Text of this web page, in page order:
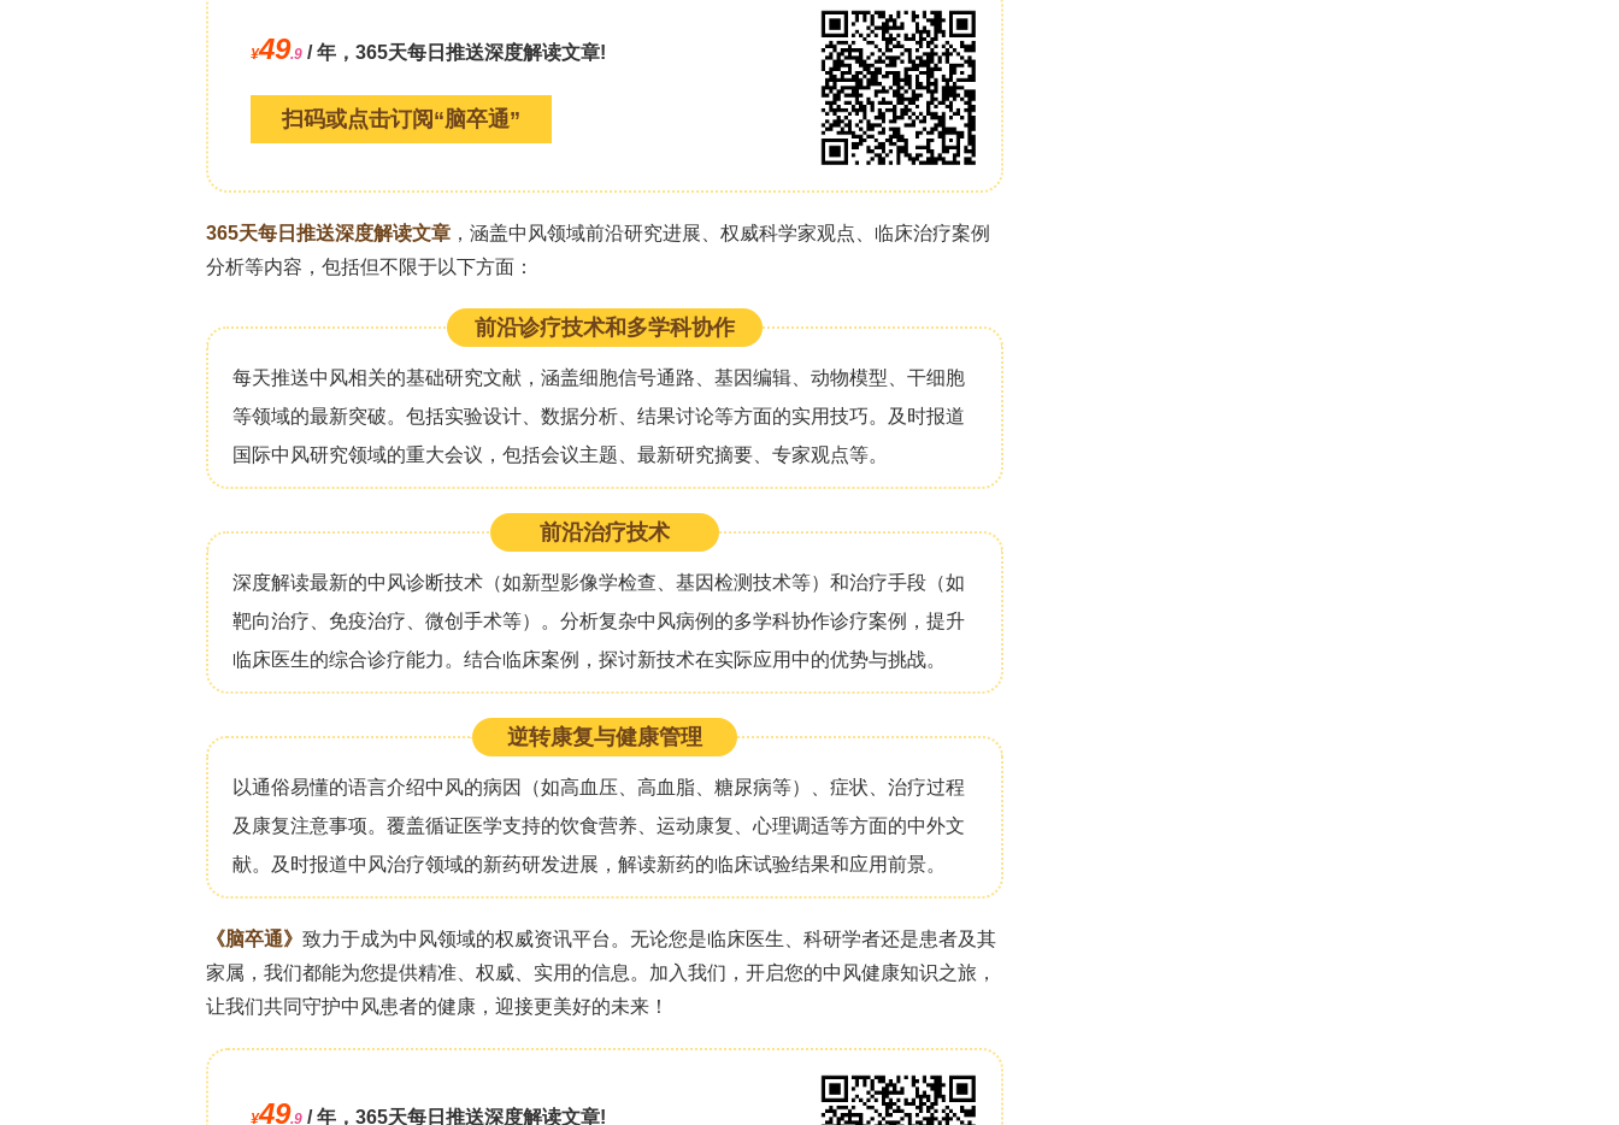
心理健康、重返工作及生活质量结局的关注日益增加。一项近期的范围界定综述总结了神经重
症监护幸存者非运动结局的相关文献，但心理健康结局的详细分析仍存在空白。为此，研究人
员开展了本项系统综述与荟萃分析，旨在系统评估神经危重症幸存者的抑郁、焦虑和创伤后应
激的患病率与严重度，并探讨相关影响因素。论文发表在《Neurocritical Care》。
研究人员旨在对神经危重症幸存者的心理健康结局进行系统综述与荟萃分析，以明确抑郁、焦
虑和创伤后应激的合并患病率与症状严重度，并评估研究间异质性对结果的影响。
**主要关键技术方法**
研究人员系统检索了四个文献数据库（PubMed、Embase、护理与联合卫生文献累积索引
（CINAHL）和PsycInfo），检索时间为1970年1月至2024年6月，使用预确定的检索策略
（包括MeSH术语和自由文本关键词）。研究筛选由经过培训的审查员双人独立进行，摘要与
全文均经双人独立审阅，分歧通过共识解决。纳入标准：英文发表的成人（≥18岁）原始研
究，患者需接受重症监护治疗，且具有急性神经系统损伤（如卒中、创伤性脑损伤、蛛网膜下
腔出血、癫痫持续状态）并报告心理健康结局。数据提取由双人独立完成，提取预指定的变量
（包括作者、发表年份、国家、研究设计、样本量、患者人口学特征及量化心理健康结局）。
偏倚风险评估采用纽卡斯尔-渥太华量表（Newcastle–Ottawa Scale），由两名独立评估者完
模型，结合逆方差加权和logit转换，并使用Knapp–Hartung调整改善置信区间精度。样本来源
包括来自多个国家的24项研究（其中一项大型回顾性数据库研究来自中国台湾地区）。
**研究结果**
12种不同的测量工具用于评估抑郁，最常见的是医院焦虑抑郁量表抑郁亚量表（HADS-D）
（8项研究）。测量时间中位数为3个月（四分位距1.75, 12个月）。共评估94,404名患者（包
括一项纳入了90,655名神经重症监护幸存者的回顾性全国数据库队列研究）。仅使用HADS-D
的研究中，抑郁症状合并患病率为24%（95%置信区间20–29%），异质性低（I2=0%）。纳